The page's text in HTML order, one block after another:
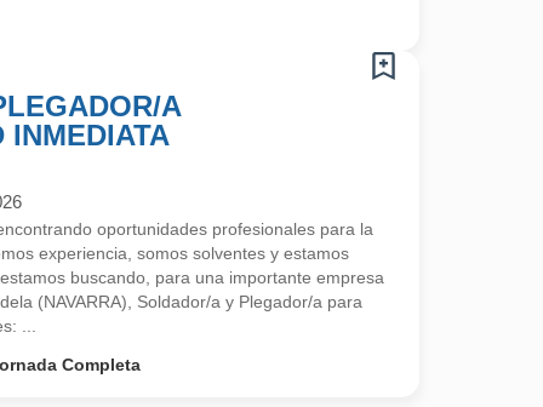
A
INMEDIATA
oportunidades profesionales para la
experiencia, somos solventes y estamos
buscando, para una importante empresa
(NAVARRA), Soldador/a y Plegador/a para
...
Completa